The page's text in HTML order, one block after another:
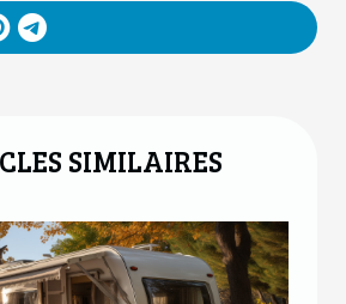
SIMILAIRES